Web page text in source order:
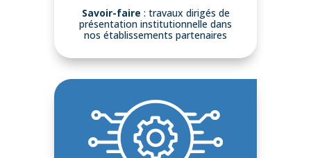
Savoir-faire : travaux dirigés de
présentation institutionnelle dans
nos établissements partenaires